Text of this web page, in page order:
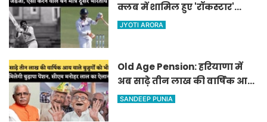
क्लब में शामिल हुए 'रॉकस्टार'
जडेजा, ऐसा करने वाले बने मात्र
JYOTI ARORA
Old Age Pension: हरियाणा में
अब साढ़े तीन लाख की वार्षिक आय
वाले बुजुर्गों को भी मिलेगी बुढ़ापा
SANDEEP PUNIA